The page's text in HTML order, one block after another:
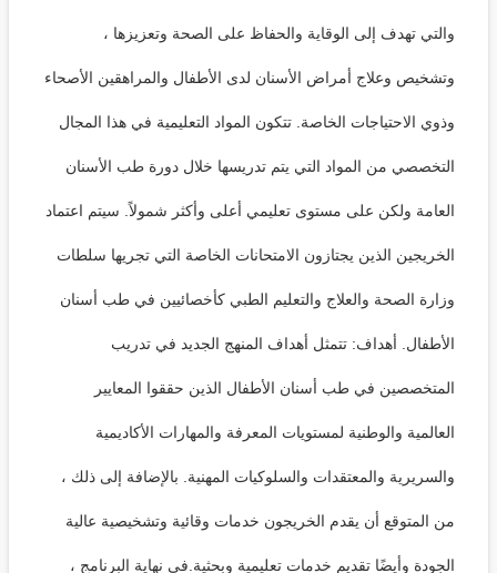
والتي تهدف إلى الوقاية والحفاظ على الصحة وتعزيزها ،
وتشخيص وعلاج أمراض الأسنان لدى الأطفال والمراهقين الأصحاء
وذوي الاحتياجات الخاصة. تتكون المواد التعليمية في هذا المجال
التخصصي من المواد التي يتم تدريسها خلال دورة طب الأسنان
العامة ولكن على مستوى تعليمي أعلى وأكثر شمولاً. سيتم اعتماد
الخريجين الذين يجتازون الامتحانات الخاصة التي تجريها سلطات
وزارة الصحة والعلاج والتعليم الطبي كأخصائيين في طب أسنان
الأطفال. أهداف: تتمثل أهداف المنهج الجديد في تدريب
المتخصصين في طب أسنان الأطفال الذين حققوا المعايير
العالمية والوطنية لمستويات المعرفة والمهارات الأكاديمية
والسريرية والمعتقدات والسلوكيات المهنية. بالإضافة إلى ذلك ،
من المتوقع أن يقدم الخريجون خدمات وقائية وتشخيصية عالية
الجودة وأيضًا تقديم خدمات تعليمية وبحثية.في نهاية البرنامج ،